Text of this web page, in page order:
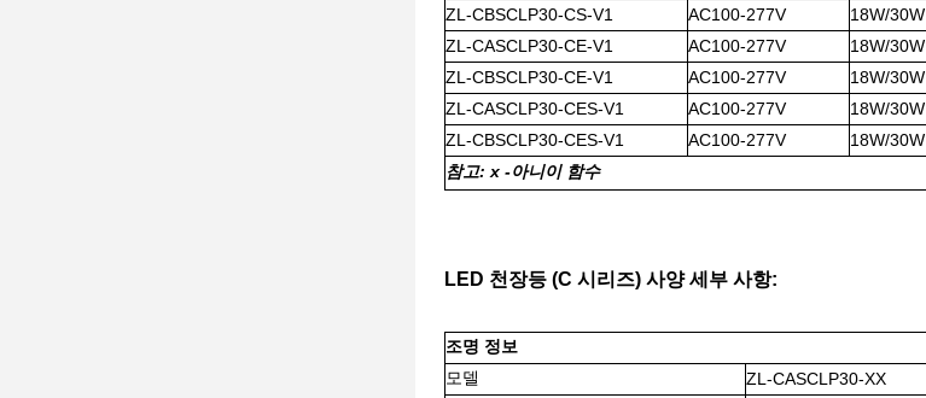
ZL-CBSCLP30-CS-V1
AC100-277V 18W/30W
ZL-CASCLP30-CE-V1
AC100-277V 18W/30W
ZL-CBSCLP30-CE-V1
AC100-277V 18W/30W
ZL-CASCLP30-CES-V1
AC100-277V 18W/30W
ZL-CBSCLP30-CES-V1
AC100-277V 18W/30W
참고: x -아니이 함수
LED 천장등 (C 시리즈) 사양 세부 사항:
조명 정보
모델
ZL-CASCLP30-XX